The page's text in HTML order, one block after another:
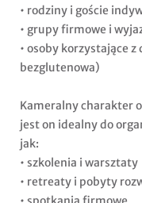
• rodziny i goście
• grupy firmowe i
• osoby korzystające
bezglutenowa)
Kameralny charakter
jest on idealny do
jak:
• szkolenia i warsztaty
• retreaty i pobyty